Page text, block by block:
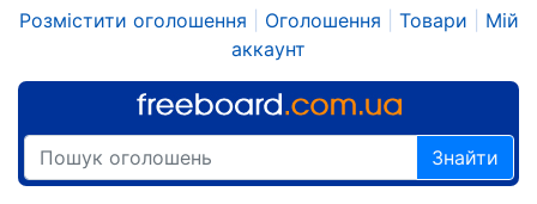
Розмістити оголошення Оголошення Товари
Мій
аккаунт
Знайти